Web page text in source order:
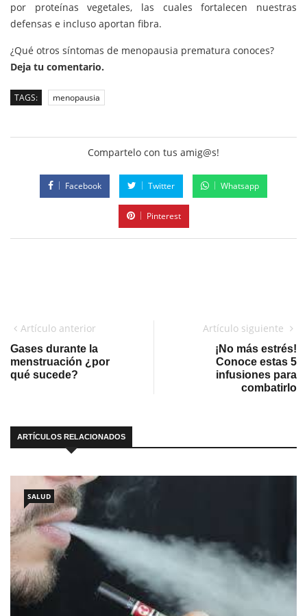
por proteínas vegetales, las cuales fortalecen nuestras
defensas e incluso aportan fibra.
¿Qué otros síntomas de menopausia prematura conoces?
Deja tu comentario.
TAGS: menopausia
Compartelo con tus amig@s!
Facebook Twitter Whatsapp
Pinterest
Artículo anterior
Gases durante la
menstruación ¿por
qué sucede?
Artículo siguiente
¡No más estrés!
Conoce estas 5
infusiones para
combatirlo
ARTÍCULOS RELACIONADOS
SALUD